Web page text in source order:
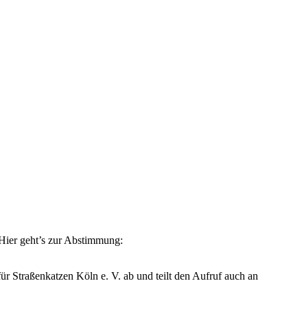
geht’s zur Abstimmung:
Straßenkatzen Köln e. V. ab und teilt den Aufruf auch an